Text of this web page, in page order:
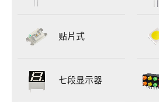
贴片式
七段显示器